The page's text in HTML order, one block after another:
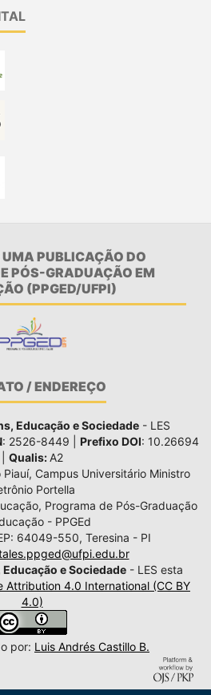
PUBLICAÇÃO DO
PÓS-GRADUAÇÃO EM
(PPGED/UFPI)
/ ENDEREÇO
Educação e Sociedade - LES
: 2526-8449 | Prefixo DOI: 10.26694
Qualis:A2
Campus Universitário Ministro
Portella
Programa de Pós-Graduação
- PPGEd
64049-550, Teresina - PI
e Sociedade - LES esta
Attribution 4.0 International (CC BY
4.0)
por: Luis Andrés Castillo B.